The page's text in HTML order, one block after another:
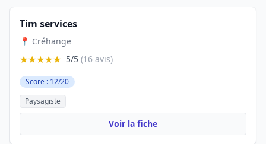
Tim services
📍 Créhange
★★★★★ 5/5 (16 avis)
Score : 12/20
Paysagiste
Voir la fiche